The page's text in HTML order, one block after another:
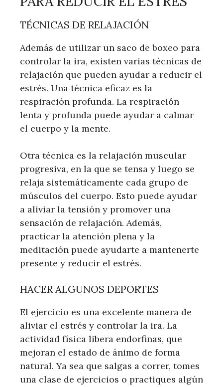
TÉCNICAS DE RELAJACIÓN
Además de utilizar un saco de boxeo para
controlar la ira, existen varias técnicas de
relajación que pueden ayudar a reducir el
estrés. Una técnica eficaz es la
respiración profunda. La respiración
lenta y profunda puede ayudar a calmar
el cuerpo y la mente.
Otra técnica es la relajación muscular
progresiva, en la que se tensa y luego se
relaja sistemáticamente cada grupo de
músculos del cuerpo. Esto puede ayudar
a aliviar la tensión y promover una
sensación de relajación. Además,
practicar la atención plena y la
meditación puede ayudarte a mantenerte
presente y reducir el estrés.
HACER ALGUNOS DEPORTES
El ejercicio es una excelente manera de
aliviar el estrés y controlar la ira. La
actividad física libera endorfinas, que
mejoran el estado de ánimo de forma
natural. Ya sea que salgas a correr, tomes
una clase de ejercicios o practiques algún